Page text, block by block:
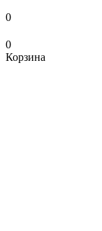
0
0
Корзина